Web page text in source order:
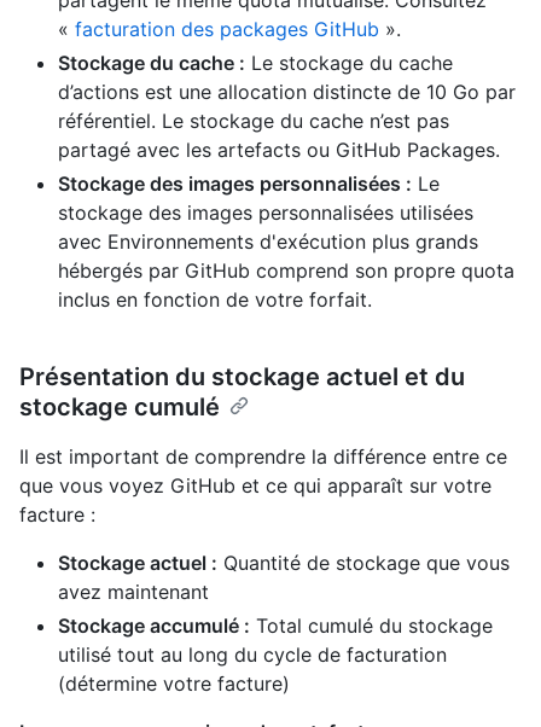
« facturation des packages GitHub ».
Stockage du cache : Le stockage du cache
d’actions est une allocation distincte de 10 Go par
référentiel. Le stockage du cache n’est pas
partagé avec les artefacts ou GitHub Packages.
Stockage des images personnalisées : Le
stockage des images personnalisées utilisées
avec Environnements d'exécution plus grands
hébergés par GitHub comprend son propre quota
inclus en fonction de votre forfait.
Présentation du stockage actuel et du
stockage cumulé
Il est important de comprendre la différence entre ce
que vous voyez GitHub et ce qui apparaît sur votre
facture :
Stockage actuel : Quantité de stockage que vous
avez maintenant
Stockage accumulé : Total cumulé du stockage
utilisé tout au long du cycle de facturation
(détermine votre facture)